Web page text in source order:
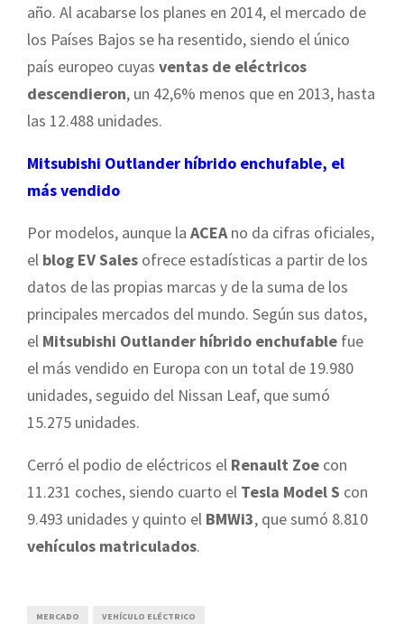
año. Al acabarse los planes en 2014, el mercado de
los Países Bajos se ha resentido, siendo el único
país europeo cuyas ventas de eléctricos
descendieron, un 42,6% menos que en 2013, hasta
las 12.488 unidades.
Mitsubishi Outlander híbrido enchufable, el
más vendido
Por modelos, aunque la ACEAno da cifras oficiales,
el blog EV Sales ofrece estadísticas a partir de los
datos de las propias marcas y de la suma de los
principales mercados del mundo. Según sus datos,
el Mitsubishi Outlander híbrido enchufable fue
el más vendido en Europa con un total de 19.980
unidades, seguido del Nissan Leaf, que sumó
15.275 unidades.
Cerró el podio de eléctricos el Renault Zoe con
11.231 coches, siendo cuarto el Tesla Model S con
9.493 unidades y quinto el BMWi3, que sumó 8.810
vehículos matriculados.
MERCADO VEHÍCULO ELÉCTRICO